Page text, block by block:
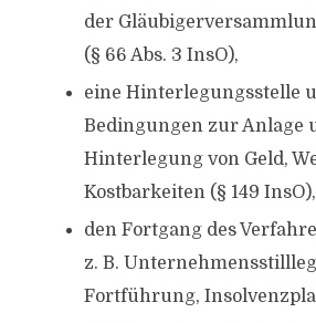
der
(§ 66 Abs. 3 InsO),
eine Hinterlegungsstelle
Bedingungen zur Anlage
Hinterlegung von Geld,
Kostbarkeiten (§ 149 InsO),
den Fortgang des
z. B.
Fortführung,